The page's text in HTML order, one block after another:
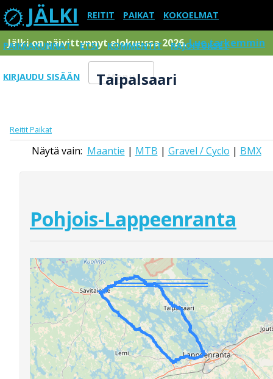
JÄLKI REITIT PAIKAT KOKOELMAT
PAIKKAKUNNAT ETSI KOMMENTIT RAJOITUKSET
KIRJAUDU SISÄÄN Menu
Jälki on päivittynnyt elokuussa 2026.Lue tarkemmin
Taipalsaari
ReititPaikat
Näytä vain: Maantie | MTB | Gravel / Cyclo | BMX
Pohjois-Lappeenranta